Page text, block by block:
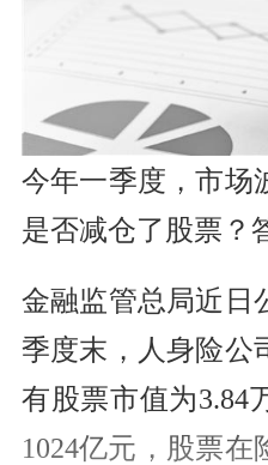
今年一季度，市场
是否减仓了股票？
金融监管总局近日
季度末，人身险公
有股票市值为3.84
1024亿元，股票在